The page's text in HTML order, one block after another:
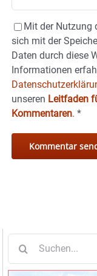
Mit der Nutzung
sich mit der
Daten durch diese
Informationen
unseren Leitfaden
Kommentaren. *
nach: